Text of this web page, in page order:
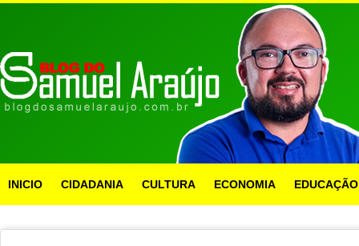
INICIO CIDADANIA CULTURA ECONOMIA EDUCAÇÃO